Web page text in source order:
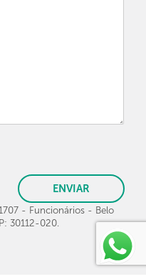
ENVIAR
- Funcionários - Belo
30112-020.